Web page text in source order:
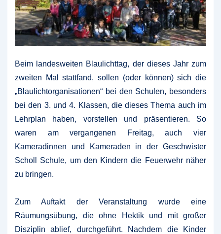
Beim landesweiten Blaulichttag, der dieses Jahr zum
zweiten Mal stattfand, sollen (oder können) sich die
„Blaulichtorganisationen“ bei den Schulen, besonders
bei den 3. und 4. Klassen, die dieses Thema auch im
Lehrplan haben, vorstellen und präsentieren. So
waren am vergangenen Freitag, auch vier
Kameradinnen und Kameraden in der Geschwister
Scholl Schule, um den Kindern die Feuerwehr näher
zu bringen.
Zum Auftakt der Veranstaltung wurde eine
Räumungsübung, die ohne Hektik und mit großer
Disziplin ablief, durchgeführt. Nachdem die Kinder